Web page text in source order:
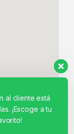
al cliente está
¡Escoge a tu